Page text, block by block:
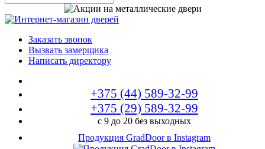
Заказать звонок
Вызвать замерщика
Написать директору
+375 (44) 589-32-99
+375 (29) 589-32-99
с 9 до 20 без выходных
Продукция GradDoor в Instagram